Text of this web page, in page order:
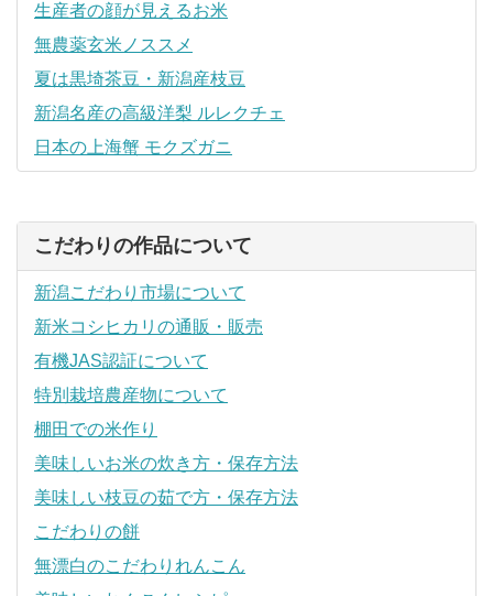
生産者の顔が見えるお米
無農薬玄米ノススメ
夏は黒埼茶豆・新潟産枝豆
新潟名産の高級洋梨 ルレクチェ
日本の上海蟹 モクズガニ
こだわりの作品について
新潟こだわり市場について
新米コシヒカリの通販・販売
有機JAS認証について
特別栽培農産物について
棚田での米作り
美味しいお米の炊き方・保存方法
美味しい枝豆の茹で方・保存方法
こだわりの餅
無漂白のこだわりれんこん